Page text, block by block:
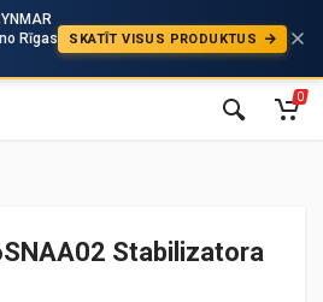
Rīgas
SKATĪT VISUS PRODUKTUS
0
Stabilizatora